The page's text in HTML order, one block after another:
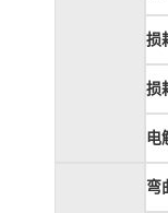
损
损
电
弯